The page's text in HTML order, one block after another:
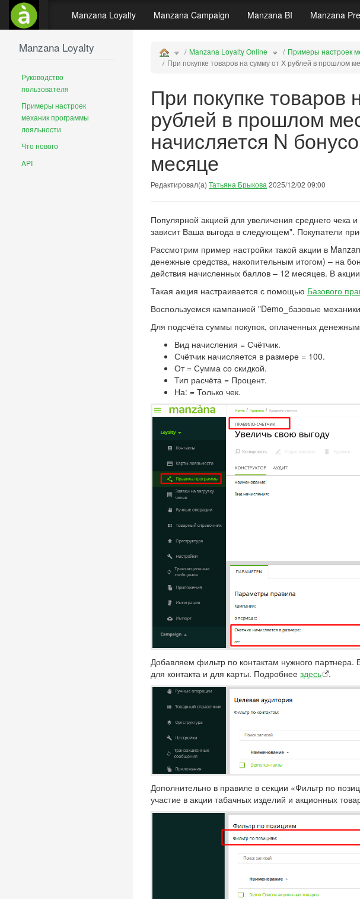
Manzana Loyalty Manzana Campaign Manzana BI Manzana
Manzana Loyalty Online
Примеры настроек
При покупке товаров на сумму от Х рублей в прошлом
При покупке товаров
рублей в прошлом
начисляется N
месяце
Редактировал(а) Татьяна Брыкова 2025/12/02 09:00
Популярной акцией для увеличения среднего чека
зависит Ваша выгода в следующем". Покупатели
Рассмотрим пример настройки такой акции в
денежные средства, накопительным итогом) – на
действия начисленных баллов – 12 месяцев. В
Такая акция настраивается с помощью Базового
Воспользуемся кампанией "Demo_базовые
Для подсчёта суммы покупок, оплаченных
Вид начисления = Счётчик.
Счётчик начисляется в размере = 100.
От = Сумма со скидкой.
Тип расчёта = Процент.
На: = Только чек.
Добавляем фильтр по контактам нужного партнера.
для контакта и для карты. Подробнее здесь .
Дополнительно в правиле в секции «Фильтр по
участие в акции табачных изделий и акционных
Manzana Loyalty
Руководство
пользователя
Примеры настроек
механик программы
лояльности
Что нового
API